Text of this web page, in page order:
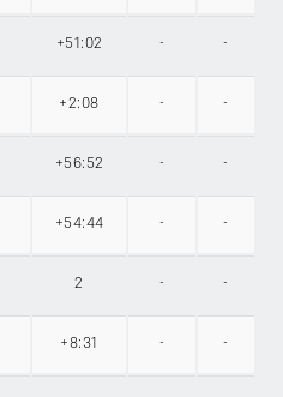
+51:02 - -
+2:08 - -
+56:52 - -
+54:44 - -
2 - -
+8:31 - -